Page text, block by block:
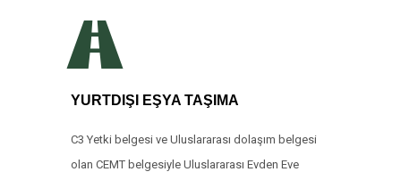
YURTDIŞI EŞYA TAŞIMA
C3 Yetki belgesi ve Uluslararası dolaşım belgesi
olan CEMT belgesiyle Uluslararası Evden Eve